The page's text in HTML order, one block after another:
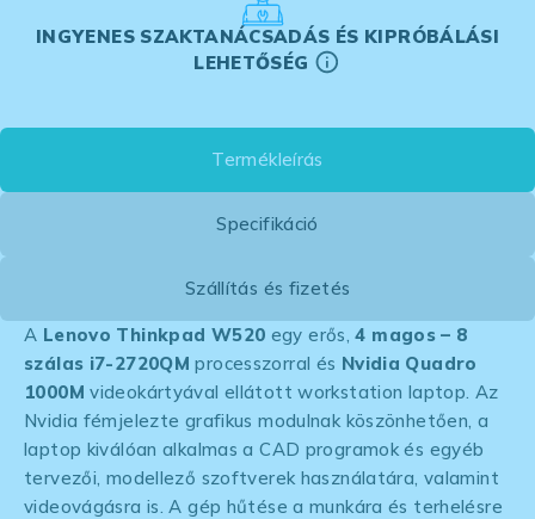
INGYENES SZAKTANÁCSADÁS ÉS KIPRÓBÁLÁSI
LEHETŐSÉG
Termékleírás
Specifikáció
Szállítás és fizetés
A Lenovo Thinkpad W520 egy erős, 4 magos – 8
szálas i7-2720QM processzorral és Nvidia Quadro
1000M videokártyával ellátott workstation laptop. Az
Nvidia fémjelezte grafikus modulnak köszönhetően, a
laptop kiválóan alkalmas a CAD programok és egyéb
tervezői, modellező szoftverek használatára, valamint
videovágásra is. A gép hűtése a munkára és terhelésre